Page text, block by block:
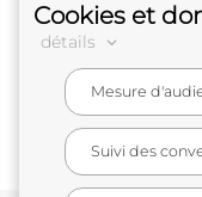
Cookies et
détails
Mesure
Suivi des